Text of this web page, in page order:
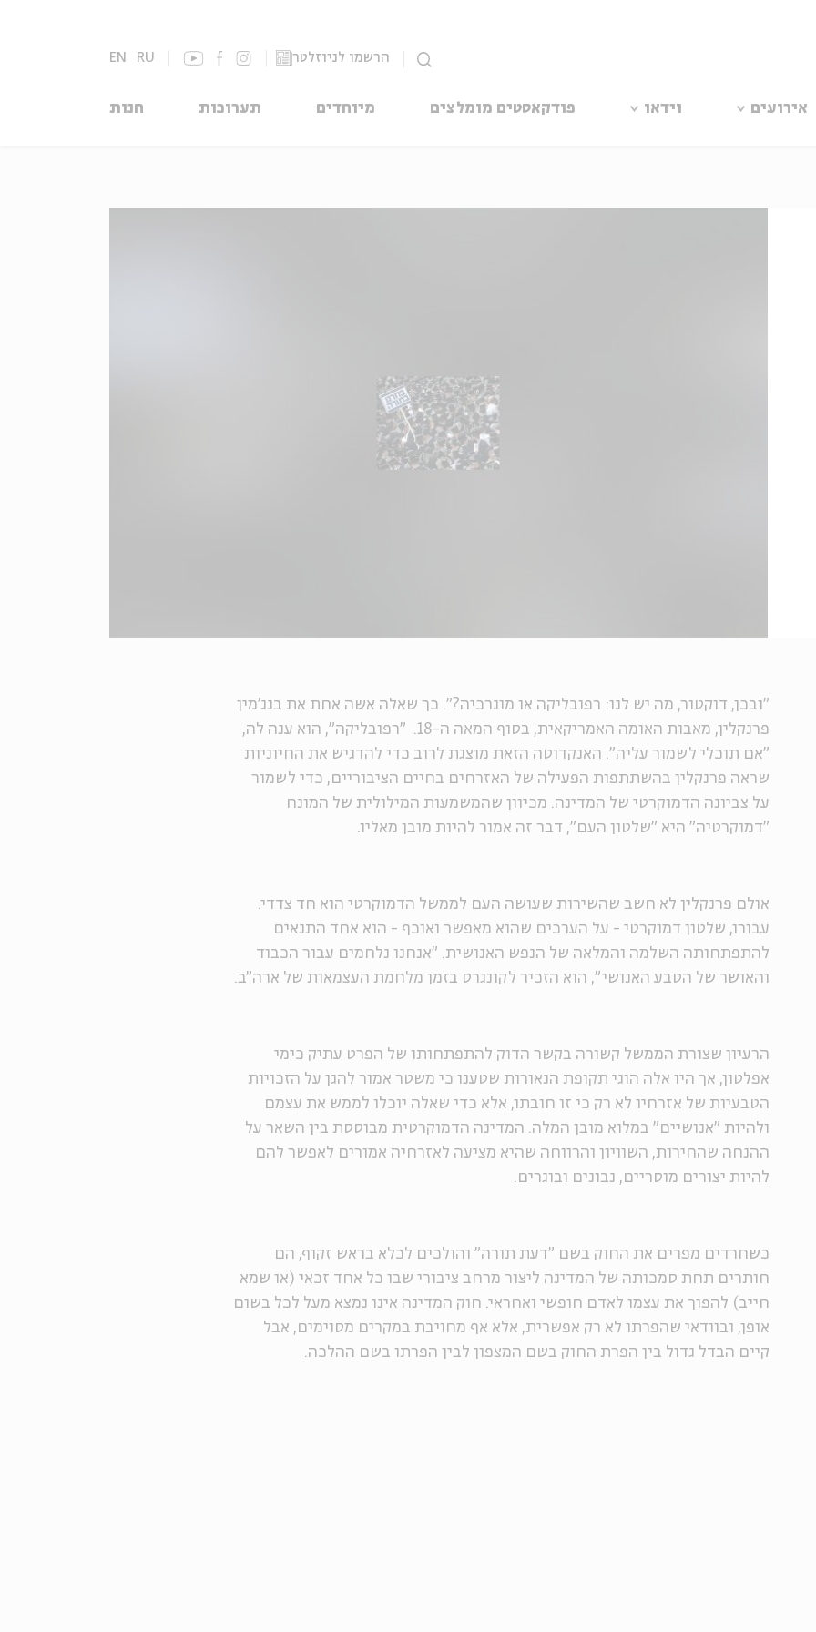
הרשמו לניוזלטר EN RU
אירועים וידאו פודקאסטים מומלצים מיוחדים תערוכות חנות
"ובכן, דוקטור, מה יש לנו: רפובליקה או מונרכיה?". כך שאלה אשה אחת את בנג'מין
פרנקלין, מאבות האומה האמריקאית, בסוף המאה ה-18. "רפובליקה", הוא ענה לה,
"אם תוכלי לשמור עליה". האנקדוטה הזאת מוצגת לרוב כדי להדגיש את החיוניות
שראה פרנקלין בהשתתפות הפעילה של האזרחים בחיים הציבוריים, כדי לשמור
על צביונה הדמוקרטי של המדינה. מכיוון שהמשמעות המילולית של המונח
"דמוקרטיה" היא "שלטון העם", דבר זה אמור להיות מובן מאליו.
אולם פרנקלין לא חשב שהשירות שעושה העם לממשל הדמוקרטי הוא חד צדדי.
עבורו, שלטון דמוקרטי - על הערכים שהוא מאפשר ואוכף - הוא אחד התנאים
להתפתחותה השלמה והמלאה של הנפש האנושית. "אנחנו נלחמים עבור הכבוד
והאושר של הטבע האנושי", הוא הזכיר לקונגרס בזמן מלחמת העצמאות של ארה"ב.
הרעיון שצורת הממשל קשורה בקשר הדוק להתפתחותו של הפרט עתיק כימי
אפלטון, אך היו אלה הוגי תקופת הנאורות שטענו כי משטר אמור להגן על הזכויות
הטבעיות של אזרחיו לא רק כי זו חובתו, אלא כדי שאלה יוכלו לממש את עצמם
ולהיות "אנושיים" במלוא מובן המלה. המדינה הדמוקרטית מבוססת בין השאר על
ההנחה שהחירות, השוויון והרווחה שהיא מציעה לאזרחיה אמורים לאפשר להם
להיות יצורים מוסריים, נבונים ובוגרים.
כשחרדים מפרים את החוק בשם "דעת תורה" והולכים לכלא בראש זקוף, הם
חותרים תחת סמכותה של המדינה ליצור מרחב ציבורי שבו כל אחד זכאי (או שמא
חייב) להפוך את עצמו לאדם חופשי ואחראי. חוק המדינה אינו נמצא מעל לכל בשום
אופן, ובוודאי שהפרתו לא רק אפשרית, אלא אף מחויבת במקרים מסוימים, אבל
קיים הבדל גדול בין הפרת החוק בשם המצפון לבין הפרתו בשם ההלכה.